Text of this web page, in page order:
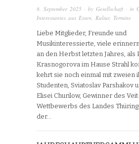
8. September 2025 · by Gesellschaft · in
Interessantes aus Essen
Kultur, Termine
Liebe Mitglieder, Freunde und
Musikinteressierte, viele
an den Herbst letzten Jahres, als
Krasnogorova im Hause Strahl
kehrt sie noch einmal mit zweien
Studenten, Sviatoslav Parshakov
Elisei Churilow, Gewinner des
Wettbewerbs des Landes
der…